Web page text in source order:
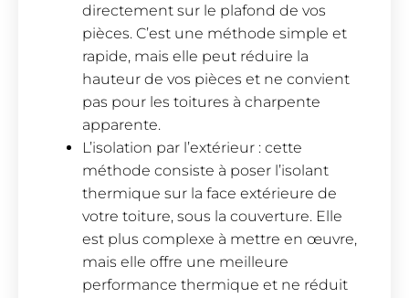
directement sur le plafond de vos
pièces. C’est une méthode simple et
rapide, mais elle peut réduire la
hauteur de vos pièces et ne convient
pas pour les toitures à charpente
apparente.
L’isolation par l’extérieur : cette
méthode consiste à poser l’isolant
thermique sur la face extérieure de
votre toiture, sous la couverture. Elle
est plus complexe à mettre en œuvre,
mais elle offre une meilleure
performance thermique et ne réduit